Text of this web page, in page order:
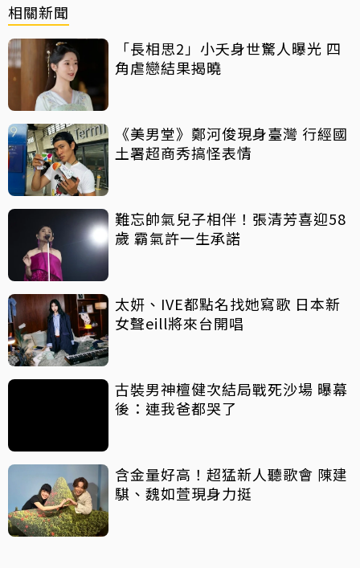
相關新聞
「長相思2」小夭身世驚人曝光 四
角虐戀結果揭曉
《美男堂》鄭河俊現身臺灣 行經國
土署超商秀搞怪表情
難忘帥氣兒子相伴！張清芳喜迎58
歲 霸氣許一生承諾
太妍、IVE都點名找她寫歌 日本新
女聲eill將來台開唱
古裝男神檀健次結局戰死沙場 曝幕
後：連我爸都哭了
含金量好高！超猛新人聽歌會 陳建
騏、魏如萱現身力挺